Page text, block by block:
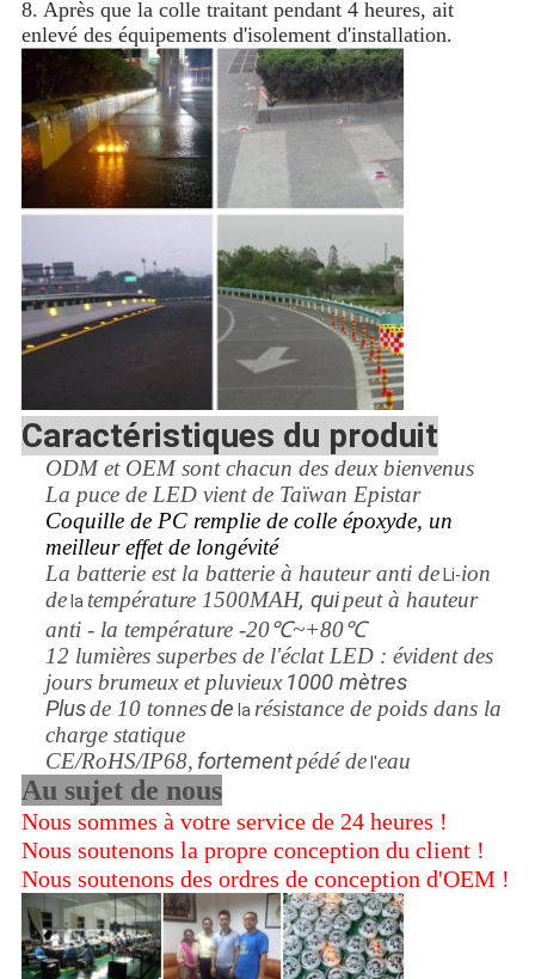
8. Après que la colle traitant pendant 4 heures, ait
enlevé des équipements d'isolement d'installation.
Caractéristiques du produit
ODM et OEM sont chacun des deux bienvenus
La puce de LED vient de Taïwan Epistar
Coquille de PC remplie de colle époxyde, un
meilleur effet de longévité
La batterie est la batterie à hauteur anti deLi-ion
dela température 1500MAH, quipeut à hauteur
anti - la température -20℃~+80℃
12 lumières superbes de l'éclat LED : évident des
jours brumeux et pluvieux 1000 mètres
Plusde 10 tonnesde la résistance de poids dans la
charge statique
CE/RoHS/IP68, fortementpédé del'eau
Au sujet de nous
Nous sommes à votre service de 24 heures !
Nous soutenons la propre conception du client !
Nous soutenons des ordres de conception d'OEM !